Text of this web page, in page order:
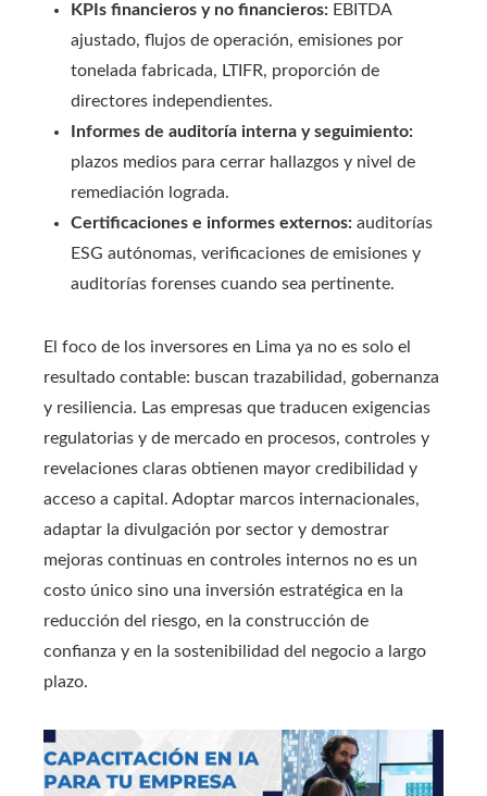
KPIs financieros y no financieros: EBITDA
ajustado, flujos de operación, emisiones por
tonelada fabricada, LTIFR, proporción de
directores independientes.
Informes de auditoría interna y seguimiento:
plazos medios para cerrar hallazgos y nivel de
remediación lograda.
Certificaciones e informes externos: auditorías
ESG autónomas, verificaciones de emisiones y
auditorías forenses cuando sea pertinente.
El foco de los inversores en Lima ya no es solo el
resultado contable: buscan trazabilidad, gobernanza
y resiliencia. Las empresas que traducen exigencias
regulatorias y de mercado en procesos, controles y
revelaciones claras obtienen mayor credibilidad y
acceso a capital. Adoptar marcos internacionales,
adaptar la divulgación por sector y demostrar
mejoras continuas en controles internos no es un
costo único sino una inversión estratégica en la
reducción del riesgo, en la construcción de
confianza y en la sostenibilidad del negocio a largo
plazo.